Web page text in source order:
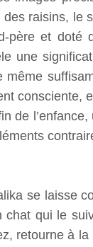
raisins, le
père et doté
une
consciente,
de
se laisse
chat qui le
retourne à